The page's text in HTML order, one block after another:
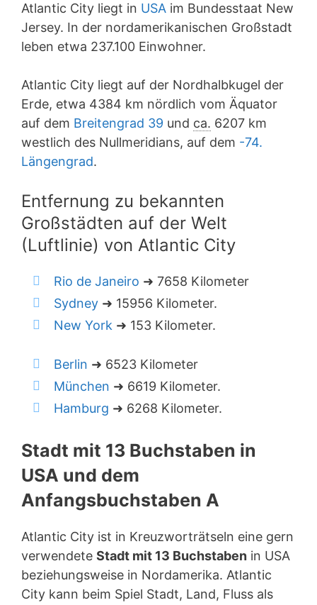
Atlantic City liegt in USA im Bundesstaat New
Jersey. In der nordamerikanischen Großstadt
leben etwa 237.100 Einwohner.
Atlantic City liegt auf der Nordhalbkugel der
Erde, etwa 4384 km nördlich vom Äquator
auf dem Breitengrad 39 und ca. 6207 km
westlich des Nullmeridians, auf dem -74.
Längengrad.
Entfernung zu bekannten
Großstädten auf der Welt
(Luftlinie) von Atlantic City
Rio de Janeiro ➜ 7658 Kilometer
Sydney ➜ 15956 Kilometer.
New York ➜ 153 Kilometer.
Berlin ➜ 6523 Kilometer
München ➜ 6619 Kilometer.
Hamburg ➜ 6268 Kilometer.
Stadt mit 13 Buchstaben in
USA und dem
Anfangsbuchstaben A
Atlantic City ist in Kreuzworträtseln eine gern
verwendete Stadt mit 13 Buchstaben in USA
beziehungsweise in Nordamerika. Atlantic
City kann beim Spiel Stadt, Land, Fluss als